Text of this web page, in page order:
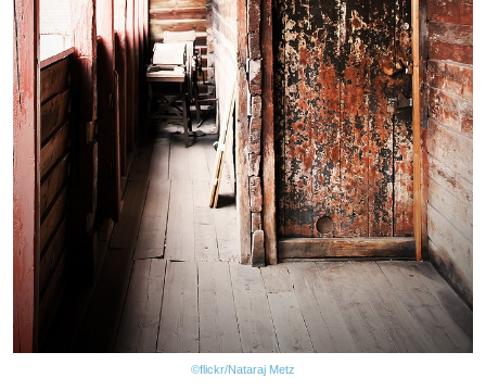
©flickr/Nataraj Metz